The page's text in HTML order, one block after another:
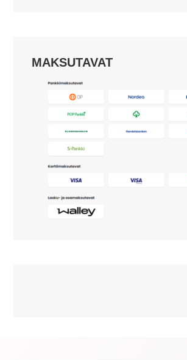
MAKSUTAVAT